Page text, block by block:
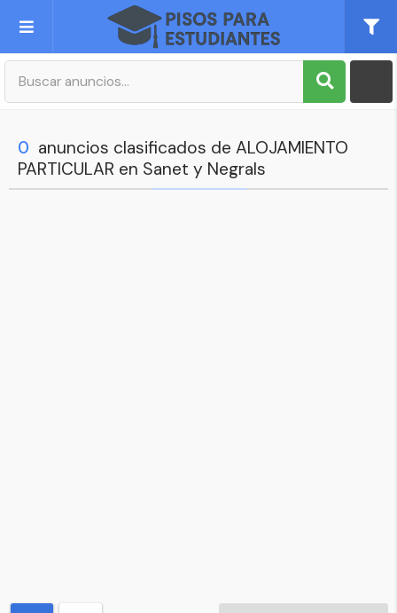
Publica tu Anuncio
Mi cuenta
0 anuncios clasificados de ALOJAMIENTO
PARTICULAR en Sanet y Negrals